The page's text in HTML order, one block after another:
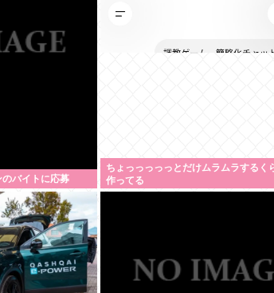
バイトに応募
ちょっっっっっとだけムラムラするく
作ってる